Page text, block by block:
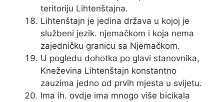
teritoriju Lihtenštajna.
Lihtenštajn je jedina država u kojoj je
službeni jezik. njemačkom i koja nema
zajedničku granicu sa Njemačkom.
U pogledu dohotka po glavi stanovnika,
Kneževina Lihtenštajn konstantno
zauzima jedno od prvih mjesta u svijetu.
Ima ih. ovdje ima mnogo više bicikala